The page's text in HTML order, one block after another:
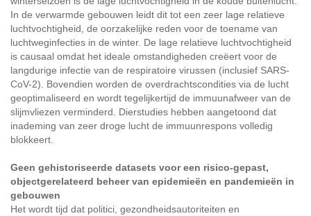
In de verwarmde gebouwen leidt dit tot een zeer lage relatieve
luchtvochtigheid, de oorzakelijke reden voor de toename van
luchtweginfecties in de winter. De lage relatieve luchtvochtigheid
is causaal omdat het ideale omstandigheden creëert voor de
langdurige infectie van de respiratoire virussen (inclusief SARS-
CoV-2). Bovendien worden de overdrachtscondities via de lucht
geoptimaliseerd en wordt tegelijkertijd de immuunafweer van de
slijmvliezen verminderd. Dierstudies hebben aangetoond dat
inademing van zeer droge lucht de immuunrespons volledig
blokkeert.
Geen gehistoriseerde datasets voor een risico-gepast,
objectgerelateerd beheer van epidemieën en pandemieën in
gebouwen
Het wordt tijd dat politici, gezondheidsautoriteiten en